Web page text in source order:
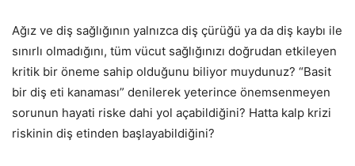
Ağız ve diş sağlığının yalnızca diş çürüğü ya da diş kaybı ile
sınırlı olmadığını, tüm vücut sağlığınızı doğrudan etkileyen
kritik bir öneme sahip olduğunu biliyor muydunuz? “Basit
bir diş eti kanaması” denilerek yeterince önemsenmeyen
sorunun hayati riske dahi yol açabildiğini? Hatta kalp krizi
riskinin diş etinden başlayabildiğini?